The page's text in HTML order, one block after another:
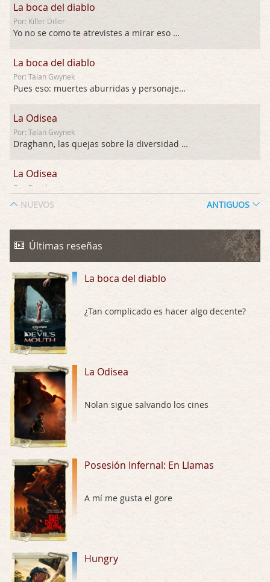
La boca del diablo
Por: Killer Diller
Yo no se como te atrevistes a mirar eso …
La boca del diablo
Por: Talan Gwynek
Pues eso: muertes aburridas y personajes p …
La Odisea
Por: Talan Gwynek
Draghann, las quejas sobre la diversidad s …
La Odisea
Por: Draghann
No sé si entrar en polémicas con respect …
Trance
Por: Luar
El señor de las moscas
Por: Luar
Dudaba en ver la serie, una serie de 4 cap …
Hungry
Por: Croc
Las 10 películas gore de Almas Oscuras
Por: JORDI CRUYFF
Possession
Por: Chupasangre
Mi opinión en su día. Su duracion me ha …
El eslabón podrido
Por: Luar
Possession
Por: FrancHis
NUEVOS ANTIGUOS
Últimas reseñas
La boca del diablo
¿Tan complicado es hacer algo decente?
La Odisea
Nolan sigue salvando los cines
Posesión Infernal: En Llamas
A mí me gusta el gore
Hungry